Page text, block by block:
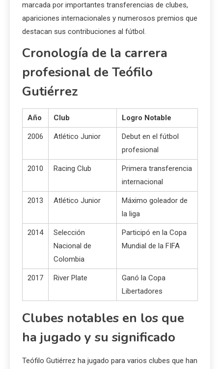
marcada por importantes transferencias de clubes,
apariciones internacionales y numerosos premios que
destacan sus contribuciones al fútbol.
Cronología de la carrera
profesional de Teófilo
Gutiérrez
Año Club Logro Notable
2006 Atlético Junior
Debut en el fútbol
profesional
2010 Racing Club
Primera transferencia
internacional
2013 Atlético Junior
Máximo goleador de
la liga
2014
Selección
Nacional de
Colombia
Participó en la Copa
Mundial de la FIFA
2017 River Plate
Ganó la Copa
Libertadores
Clubes notables en los que
ha jugado y su significado
Teófilo Gutiérrez ha jugado para varios clubes que han